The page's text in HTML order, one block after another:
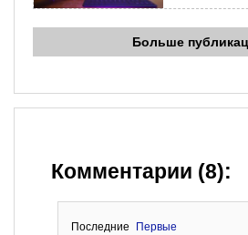
Больше
Комментарии (8):
Последние
Первые